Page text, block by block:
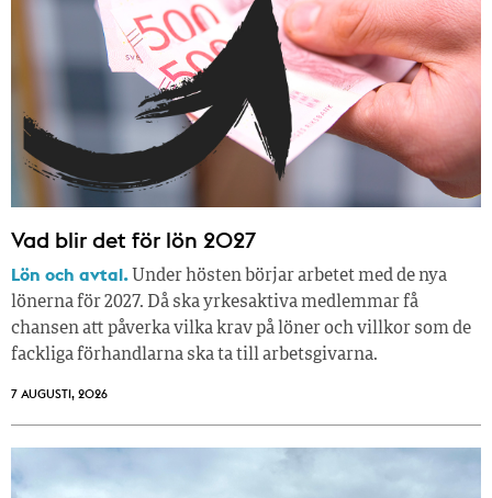
Vad blir det för lön 2027
Lön och avtal. Under hösten börjar arbetet med de nya
lönerna för 2027. Då ska yrkesaktiva medlemmar få
chansen att påverka vilka krav på löner och villkor som de
fackliga förhandlarna ska ta till arbetsgivarna.
7 AUGUSTI, 2026